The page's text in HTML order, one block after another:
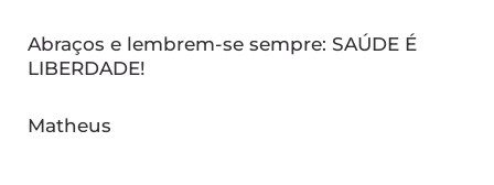
Abraços e lembrem-se sempre: SAÚDE É
LIBERDADE!
Matheus